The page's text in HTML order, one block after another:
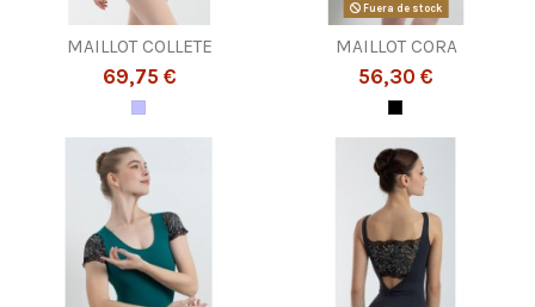
MAILLOT COLLETE
69,75 €
Fuera de stock
MAILLOT CORA
56,30 €